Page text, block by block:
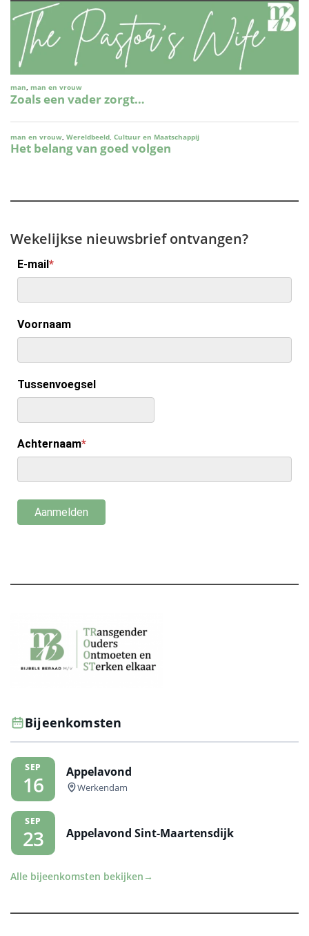
Wekelijkse nieuwsbrief ontvangen?
Bijeenkomsten
SEP
16
Appelavond
Werkendam
SEP
23 Appelavond Sint-Maartensdijk
Alle bijeenkomsten bekijken →